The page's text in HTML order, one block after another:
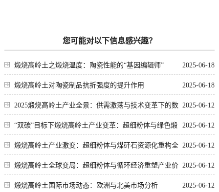
您可能对以下信息感兴趣？
2025-06-18
煅烧高岭土之煅烧温度：陶瓷性能的“基因编辑师”
2025-06-18
煅烧高岭土对陶瓷制品抗折强度的提升作用
2025-06-12
2025煅烧高岭土产业全景：供需激荡与技术变革下的数
据深度解析
2025-06-12
“双碳”目标下煅烧高岭土产业变革：超细粉体与绿色煅
烧技术重塑行业格局
2025-06-12
煅烧高岭土产业激变：超细粉体与煤矸石资源化重构全
球非金属材料价值链
2025-06-12
煅烧高岭土全球变局：超细粉体与循环经济重塑产业价
值链
2025-06-12
煅烧高岭土国际市场动态：欧洲与北美市场分析